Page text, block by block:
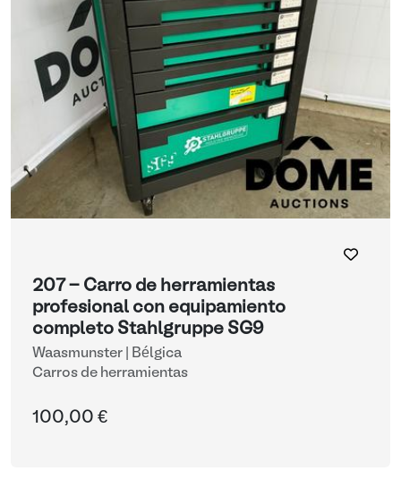
207 - Carro de herramientas
profesional con equipamiento
completo Stahlgruppe SG9
Waasmunster | Bélgica
Carros de herramientas
100,00 €